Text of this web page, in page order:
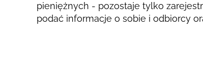
pieniężnych - pozostaje tylko
podać informacje o sobie i odbiorcy